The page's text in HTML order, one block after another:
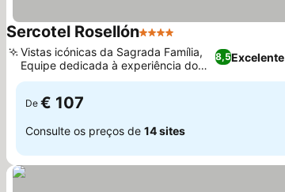
Sercotel Rosellón4 Estrelas
8,5Excelente
Vistas icónicas da Sagrada Família,
Equipe dedicada à experiência do
hóspede
De € 107
Consulte os preços de 14 sites